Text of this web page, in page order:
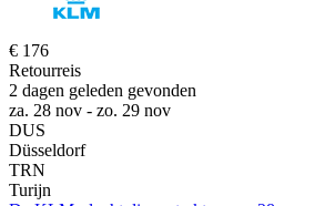
€ 176
Retourreis
2 dagen geleden gevonden
za. 28 nov - zo. 29 nov
DUS
Düsseldorf
TRN
Turijn